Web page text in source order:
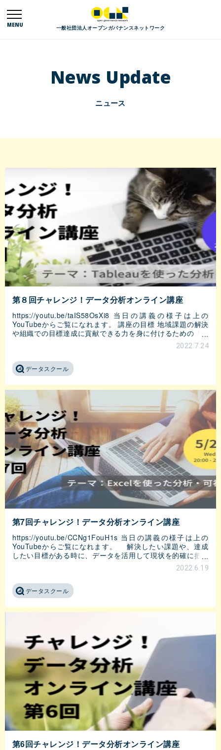
一般社団法人オープンガバナンスネットワーク
MENU
News Update
ニュース
第８回チャレンジ！データ分析オンライン講座
https://youtu.be/taIS58OsXi8 当日の講義の様子は上の
YouTubeからご覧になれます。 講座の目標 地域課題の解決
や組織での目標達成に貢献できる力を身に付けるための「デ
2022.7.24
データスクール
第7回チャレンジ！データ分析オンライン講座
https://youtu.be/CCNg1FouH1s 当日の講義の様子は上の
YouTubeからご覧になれます。 解決したい課題や、達成
したい目標がある時に、データを活用して現状を的確に把握
2022.6.19
データスクール
第6回チャレンジ！データ分析オンライン講座